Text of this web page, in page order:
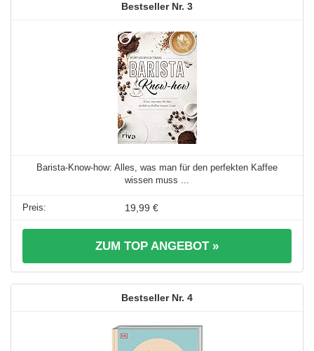
3
Barista-Know-how: Alles, was man für den perfekten Kaffee
wissen muss ...
19,99 €
ZUM TOP ANGEBOT »
4